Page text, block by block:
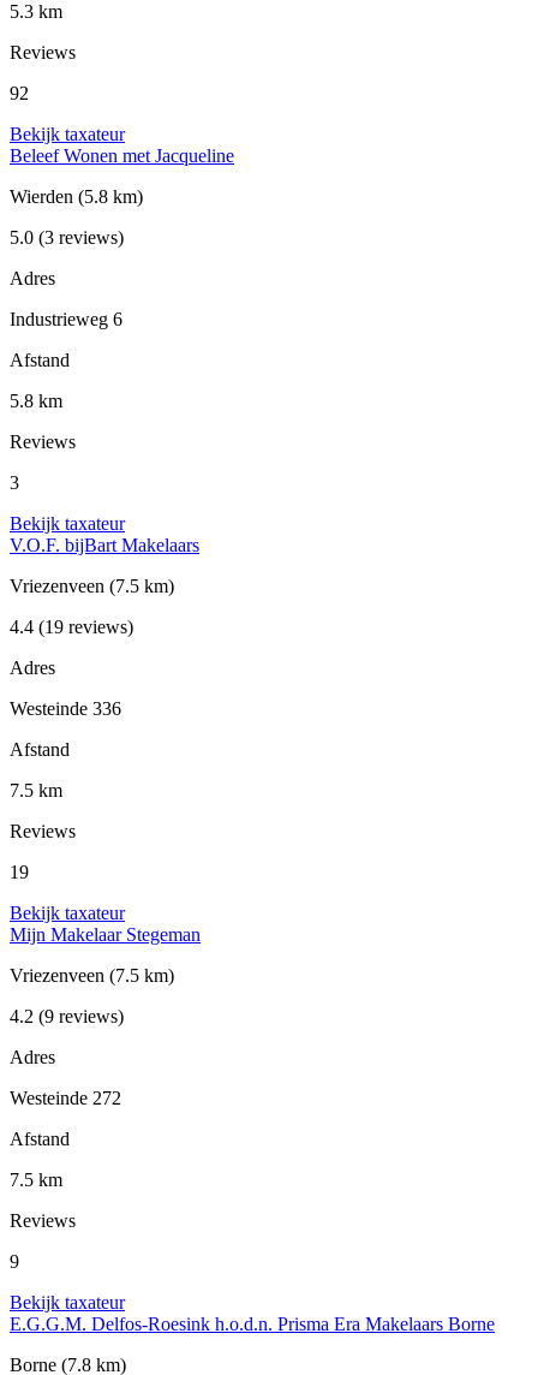
5.3 km
Reviews
92
Bekijk taxateur
Beleef Wonen met Jacqueline
Wierden (5.8 km)
5.0 (3 reviews)
Adres
Industrieweg 6
Afstand
5.8 km
Reviews
3
Bekijk taxateur
V.O.F. bijBart Makelaars
Vriezenveen (7.5 km)
4.4 (19 reviews)
Adres
Westeinde 336
Afstand
7.5 km
Reviews
19
Bekijk taxateur
Mijn Makelaar Stegeman
Vriezenveen (7.5 km)
4.2 (9 reviews)
Adres
Westeinde 272
Afstand
7.5 km
Reviews
9
Bekijk taxateur
E.G.G.M. Delfos-Roesink h.o.d.n. Prisma Era Makelaars Borne
Borne (7.8 km)